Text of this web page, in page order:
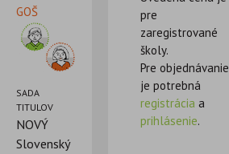
GOŠ
SADA
TITULOV
NOVÝ
Slovenský
pre
zaregistrované
školy.
Pre objednávanie
je potrebná
registrácia a
prihlásenie.